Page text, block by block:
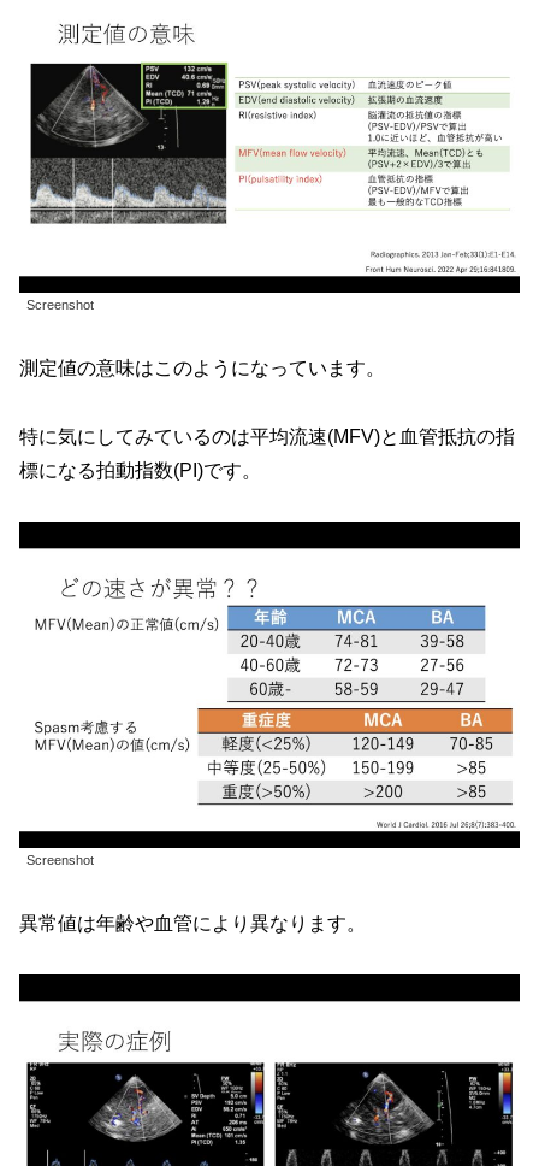
Screenshot
測定値の意味はこのようになっています。
特に気にしてみているのは平均流速(MFV)と血管抵抗の指
標になる拍動指数(PI)です。
Screenshot
異常値は年齢や血管により異なります。